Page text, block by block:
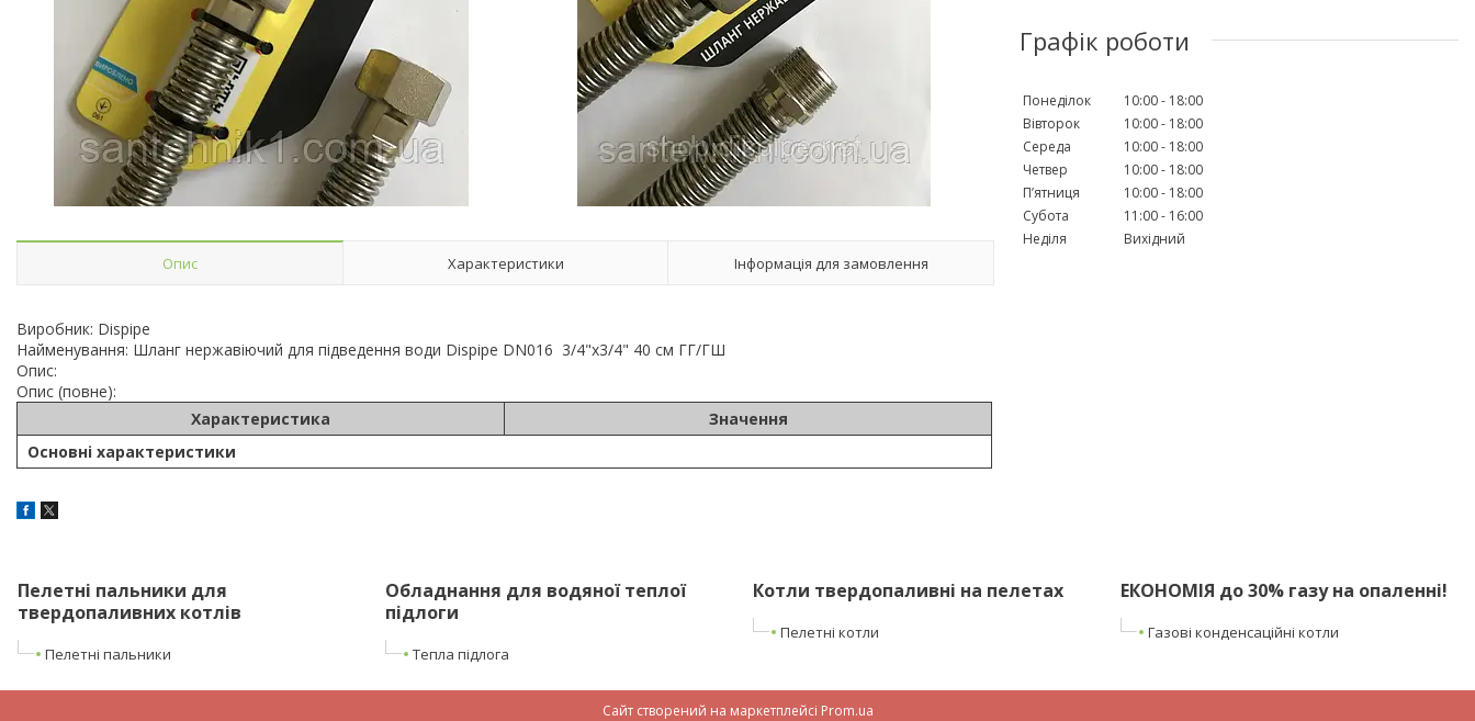
Опис Характеристики Інформація для замовлення
Виробник: Dispipe
Найменування: Шланг нержавіючий для підведення води Dispipe DN016 3/4"х3/4" 40 см ГГ/ГШ
Опис:
Опис (повне):
Характеристика
Значення
Основні характеристики
Графік роботи
Понеділок 10:00
18:00
Вівторок
10:00
18:00
Середа
10:00
18:00
Четвер
10:00
18:00
Пʼятниця
10:00
18:00
Субота
11:00
16:00
Неділя
Вихідний
Пелетні пальники для
твердопаливних котлів
Пелетні пальники
Обладнання для водяної теплої
підлоги
Тепла підлога
Котли твердопаливні на пелетах
Пелетні котли
ЕКОНОМІЯ до 30% газу на опаленні!
Газові конденсаційні котли
Сайт створений на маркетплейсі Prom.ua